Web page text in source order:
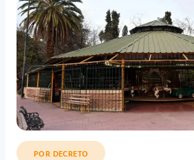
POR DECRETO